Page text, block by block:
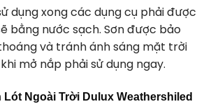
dụng xong các dụng cụ phải được
bằng nước sạch. Sơn được bảo
và tránh ánh sáng mặt trời
mở nắp phải sử dụng ngay.
Lót Ngoài Trời Dulux Weathershiled